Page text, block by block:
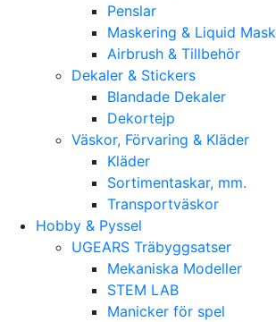
Penslar
Maskering & Liquid Mask
Airbrush & Tillbehör
Dekaler & Stickers
Blandade Dekaler
Dekortejp
Väskor, Förvaring & Kläder
Kläder
Sortimentaskar, mm.
Transportväskor
Hobby & Pyssel
UGEARS Träbyggsatser
Mekaniska Modeller
STEM LAB
Manicker för spel